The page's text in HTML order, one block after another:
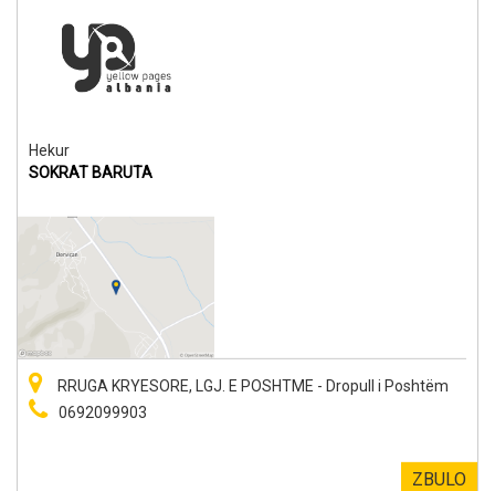
Hekur
SOKRAT BARUTA
RRUGA KRYESORE, LGJ. E POSHTME - Dropull i Poshtëm
0692099903
ZBULO